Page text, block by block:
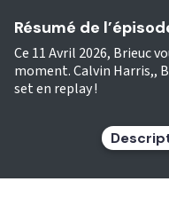
Résumé de
Ce 11 Avril 2026, Brieuc
moment. Calvin Harris,,
set en replay !